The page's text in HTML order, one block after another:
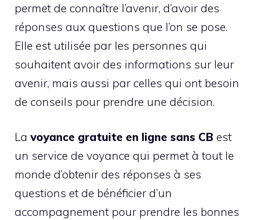
permet de connaître l’avenir, d’avoir des
réponses aux questions que l’on se pose.
Elle est utilisée par les personnes qui
souhaitent avoir des informations sur leur
avenir, mais aussi par celles qui ont besoin
de conseils pour prendre une décision.
La voyance gratuite en ligne sans CB est
un service de voyance qui permet à tout le
monde d’obtenir des réponses à ses
questions et de bénéficier d’un
accompagnement pour prendre les bonnes